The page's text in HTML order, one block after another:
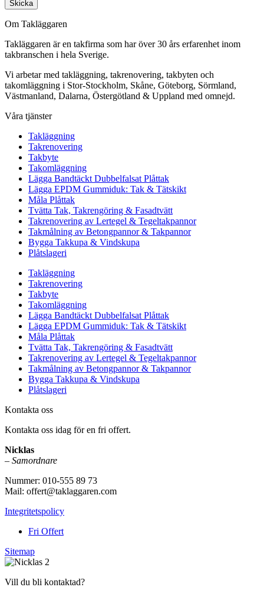
Skicka
Om Takläggaren
Takläggaren är en takfirma som har över 30 års erfarenhet inom
takbranschen i hela Sverige.
Vi arbetar med takläggning, takrenovering, takbyten och
takomläggning i Stor-Stockholm, Skåne, Göteborg, Sörmland,
Västmanland, Dalarna, Östergötland & Uppland med omnejd.
Våra tjänster
Takläggning
Takrenovering
Takbyte
Takomläggning
Lägga Bandtäckt Dubbelfalsat Plåttak
Lägga EPDM Gummiduk: Tak & Tätskikt
Måla Plåttak
Tvätta Tak, Takrengöring & Fasadtvätt
Takrenovering av Lertegel & Tegeltakpannor
Takmålning av Betongpannor & Takpannor
Bygga Takkupa & Vindskupa
Plåtslageri
Takläggning
Takrenovering
Takbyte
Takomläggning
Lägga Bandtäckt Dubbelfalsat Plåttak
Lägga EPDM Gummiduk: Tak & Tätskikt
Måla Plåttak
Tvätta Tak, Takrengöring & Fasadtvätt
Takrenovering av Lertegel & Tegeltakpannor
Takmålning av Betongpannor & Takpannor
Bygga Takkupa & Vindskupa
Plåtslageri
Kontakta oss
Kontakta oss idag för en fri offert.
Nicklas
– Samordnare
Nummer: 010-555 89 73
Mail: offert@taklaggaren.com
Integritetspolicy
Fri Offert
Sitemap
Vill du bli kontaktad?